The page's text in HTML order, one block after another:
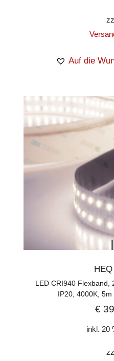
Auf die
LED CRI940 Flexband,
IP20, 4000K,
€
inkl. 20